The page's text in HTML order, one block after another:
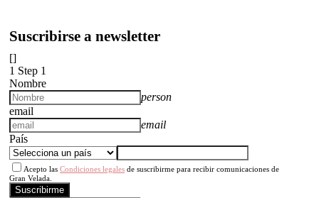
Suscribirse a newsletter
[]
1 Step 1
Nombre
person
email
email
País
Acepto las Condiciones legales de suscribirme para recibir comunicaciones de
Gran Velada.
Suscribirme